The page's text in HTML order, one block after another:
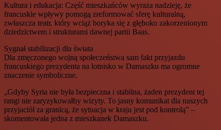
Kultura i edukacja: Część mieszkańców wyraża nadzieję, że
francuskie wpływy pomogą zreformować sferę kulturalną,
zwłaszcza teatr, który wciąż boryka się z głęboko zakorzenionym
dziedzictwem i strukturami dawnej partii Baas.
Sygnał stabilizacji dla świata
Dla zmęczonego wojną społeczeństwa sam fakt przyjazdu
francuskiego prezydenta na lotnisko w Damaszku ma ogromne
znaczenie symboliczne.
„Gdyby Syria nie była bezpieczna i stabilna, żaden prezydent tej
rangi nie zaryzykowałby wizyty. To jasny komunikat dla naszych
przyjaciół za granicą, że sytuacja w kraju jest pod kontrolą” –
skomentowała jedna z mieszkanek Damaszku.